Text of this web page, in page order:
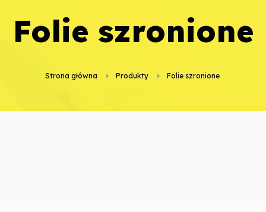
Strona główna Produkty folie szronione
folie szronione